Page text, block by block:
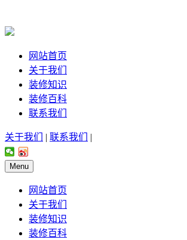
网站首页
关于我们
装修知识
装修百科
联系我们
关于我们 | 联系我们 |
Menu
网站首页
关于我们
装修知识
装修百科